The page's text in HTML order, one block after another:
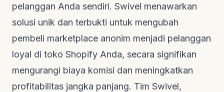
pelanggan Anda sendiri. Swivel menawarkan
solusi unik dan terbukti untuk mengubah
pembeli marketplace anonim menjadi pelanggan
loyal di toko Shopify Anda, secara signifikan
mengurangi biaya komisi dan meningkatkan
profitabilitas jangka panjang. Tim Swivel,